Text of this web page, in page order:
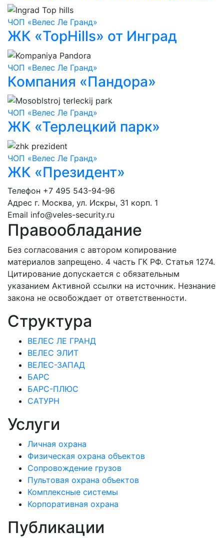
ЧОП «Велес Ле Гранд»
ЖК «TopHills» от Инград
ЧОП «Велес Ле Гранд»
Компания «Пандора»
ЧОП «Велес Ле Гранд»
ЖК «Терлецкий парк»
ЧОП «Велес Ле Гранд»
ЖК «Президент»
Телефон +7 495 543-94-96
Адрес г. Москва, ул. Искры, 31 корп. 1
Email info@veles-security.ru
Правообладание
Без согласования с автором копирование
материалов запрещено. 4 часть ГК РФ. Статья 1274.
Цитирование допускается с обязательным
указанием Активной ссылки на источник. Незнание
закона не освобождает от ответственности.
Структура
ВЕЛЕС ЛЕ ГРАНД
ВЕЛЕС ЭЛИТ
ВЕЛЕС-ЗАПАД
БАРС
БАРС-ПЛЮС
САТУРН
Услуги
Личная охрана
Физическая охрана объектов
Сопровождение грузов
Пультовая охрана объектов
Комплексные системы
Корпоративная охрана
Публикации